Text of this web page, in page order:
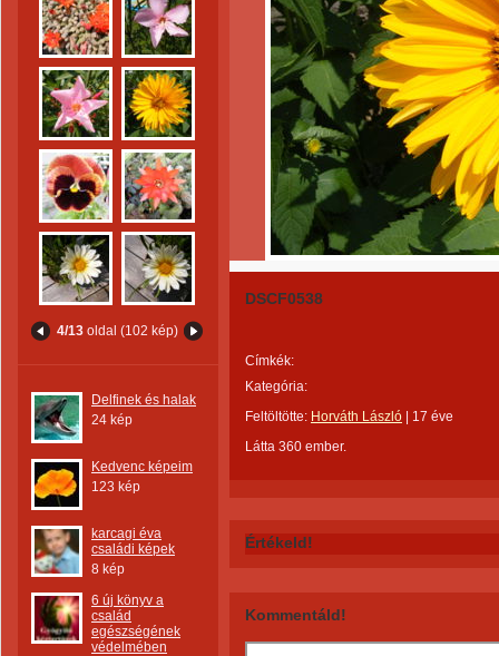
4/13 oldal (102 kép)
Delfinek és halak
24 kép
Kedvenc képeim
123 kép
karcagi éva
családi képek
8 kép
6 új könyv a
család
egészségének
védelmében
DSCF0538
Címkék:
Kategória:
Feltöltötte: Horváth László
17 éve
Látta 360 ember.
Értékeld!
Kommentáld!